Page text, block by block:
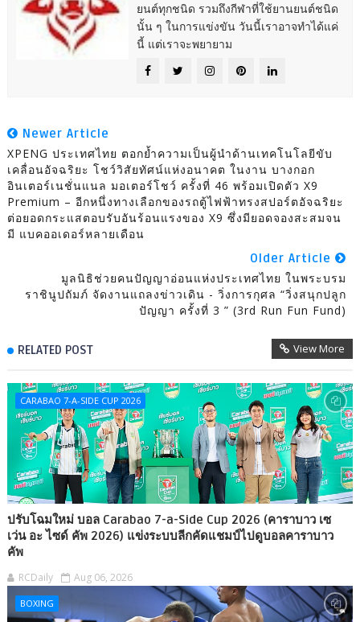
ยนต์ทุกชนิด รวมถึงกีฬาที่ใช้ยานยนต์ชนิด
นั้น ๆ ในการแข่งขัน วันนี้เราอาจทำได้แค่
นี้ แต่เราจะพยายาม
Newer Article
XPENG ประเทศไทย ตอกย้ำความเป็นผู้นำด้านเทคโนโลยีขับ
เคลื่อนอัจฉริยะ โชว์วิสัยทัศน์แห่งอนาคต ในงาน บางกอก
อินเตอร์เนชั่นแนล มอเตอร์โชว์ ครั้งที่ 46 พร้อมเปิดตัว X9
Premium – อีกหนึ่งทางเลือกของรถตู้ไฟฟ้าทรงสปอร์ตอัจฉริยะ
ต่อยอดกระแสตอบรับอันร้อนแรงของ X9 ซึ่งมียอดจองสะสมจน
มี แบคออเดอร์หลายเดือน
Older Article
มูลนิธิช่วยคนปัญญาอ่อนแห่งประเทศไทย ในพระบรม
ราชินูปถัมภ์ จัดงานแถลงข่าวเดิน - วิ่งการกุศล “วิ่งสนุกปลูก
ปัญญา ครั้งที่ 3 ” (3rd Run Fun Fund)
RELATED POST View More
CARABAO 7-A-SIDE CUP 2026
ปรับโฉมใหม่ บอล Carabao 7-a-Side Cup 2026 (คาราบาว เซ
เว่น อะ ไซด์ คัพ 2026) แข่งระบบลีกคัดแชมป์ไปดูบอลคาราบาว
คัพ
RCDaily Aug 06, 2026
BOXING